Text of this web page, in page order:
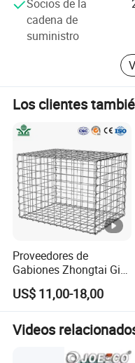
Socios de la
cadena de
suministro
Los clientes
Proveedores de
Gabiones Zhongtai Gi
Caja de Gabiones de
China Gabión Soldado
1X0.5X0.5m 3.5-4.5mm
Calibre de Alambre
Cajas Galvanizadas
para Piedras
US$ 11,00-18,00
Videos